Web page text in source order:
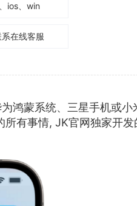
ios、win
在线客服
鸿蒙系统、三星手机或小
所有事情, JK官网独家开发